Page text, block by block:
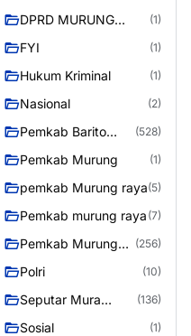
DPRD MURUNG
(1)
FYI (1)
Hukum Kriminal (1)
Nasional (2)
Pemkab Barito
(528)
Pemkab Murung (1)
pemkab Murung raya(5)
Pemkab murung raya (7)
Pemkab Murung
(256)
Polri (10)
Seputar Mura
(136)
Sosial (1)